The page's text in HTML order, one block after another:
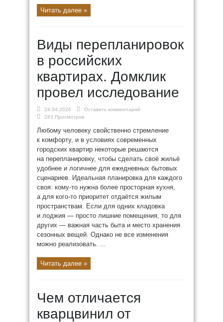
Читать далее »
Виды перепланировок
в российских
квартирах. Домклик
провел исследование
24.04.2026
Оставить комментарий
283 Просмотров
Любому человеку свойственно стремление
к комфорту, и в условиях современных
городских квартир некоторые решаются
на перепланировку, чтобы сделать своё жильё
удобнее и логичнее для ежедневных бытовых
сценариев. Идеальная планировка для каждого
своя: кому-то нужна более просторная кухня,
а для кого-то приоритет отдаётся жилым
пространствам. Если для одних кладовка
и лоджия — просто лишние помещения, то для
других — важная часть быта и место хранения
сезонных вещей. Однако не все изменения
можно реализовать. ...
Читать далее »
Чем отличается
кварцвинил от